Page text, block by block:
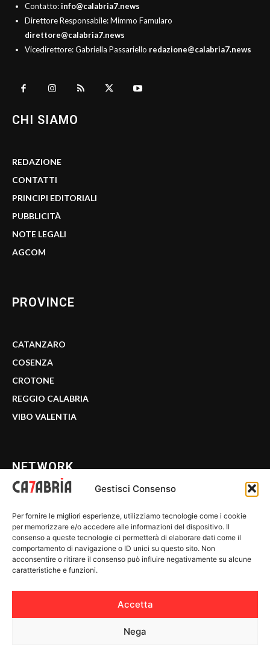
Gestisci Consenso
Per fornire le migliori esperienze, utilizziamo tecnologie come i cookie
per memorizzare e/o accedere alle informazioni del dispositivo. Il
consenso a queste tecnologie ci permetterà di elaborare dati come il
comportamento di navigazione o ID unici su questo sito. Non
acconsentire o ritirare il consenso può influire negativamente su alcune
caratteristiche e funzioni.
Accetta
Nega
Contatto:info@calabria7.news
Direttore Responsabile: Mimmo Famularo
direttore@calabria7.news
Vicedirettore: Gabriella Passariello redazione@calabria7.news
CHI SIAMO
REDAZIONE
CONTATTI
PRINCIPI EDITORIALI
PUBBLICITÀ
NOTE LEGALI
AGCOM
PROVINCE
CATANZARO
COSENZA
CROTONE
REGGIO CALABRIA
VIBO VALENTIA
NETWORK
WE CALABRIA
C7 PLAY
MIX ZONE